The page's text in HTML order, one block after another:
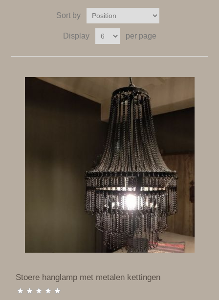
Sort by
Display per page
Stoere hanglamp met metalen kettingen